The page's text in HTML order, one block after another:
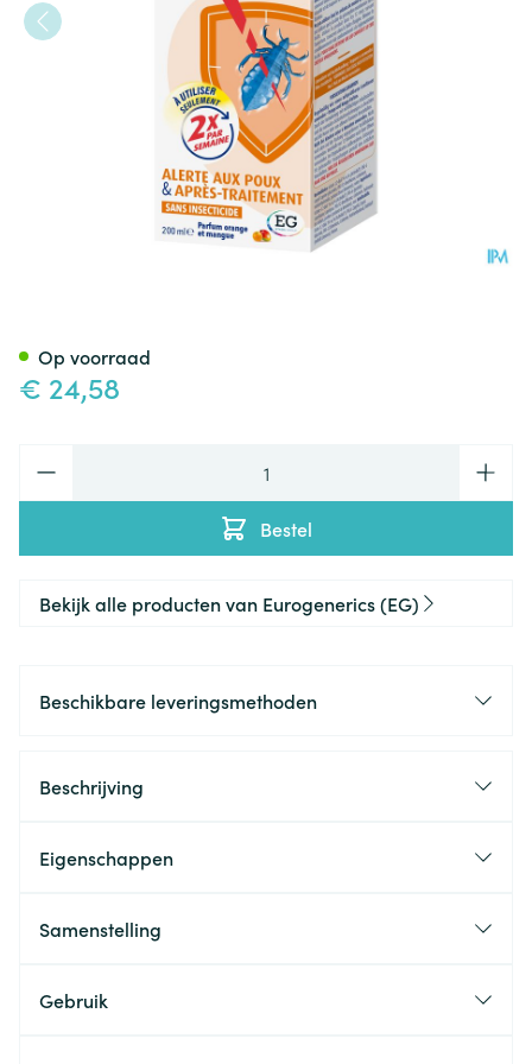
€ 24,58
Bestel
Op voorraad
Bekijk alle producten van Eurogenerics (EG)
Beschikbare leveringsmethoden
Beschrijving
Eigenschappen
Samenstelling
Gebruik